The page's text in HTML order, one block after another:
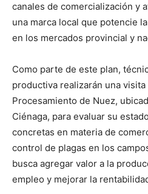
canales de comercialización y
una marca local que potencie
en los mercados provincial y
Como parte de este plan,
productiva realizarán una visita
Procesamiento de Nuez,
Ciénaga, para evaluar su
concretas en materia de
control de plagas en los
busca agregar valor a la
empleo y mejorar la